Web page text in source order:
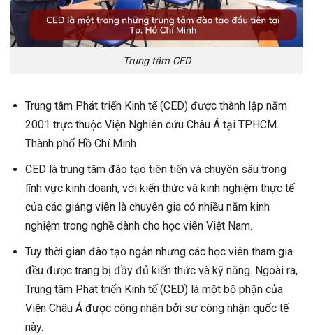
Trung tâm CED
Trung tâm Phát triển Kinh tế (CED) được thành lập năm
2001 trực thuộc Viện Nghiên cứu Châu Á tại TP.HCM.
Thành phố Hồ Chí Minh
CED là trung tâm đào tạo tiên tiến và chuyên sâu trong
lĩnh vực kinh doanh, với kiến ​​thức và kinh nghiệm thực tế
của các giảng viên là chuyên gia có nhiều năm kinh
nghiệm trong nghề dành cho học viên Việt Nam.
Tuy thời gian đào tạo ngắn nhưng các học viên tham gia
đều được trang bị đầy đủ kiến ​​thức và kỹ năng. Ngoài ra,
Trung tâm Phát triển Kinh tế (CED) là một bộ phận của
Viện Châu Á được công nhận bởi sự công nhận quốc tế
này.